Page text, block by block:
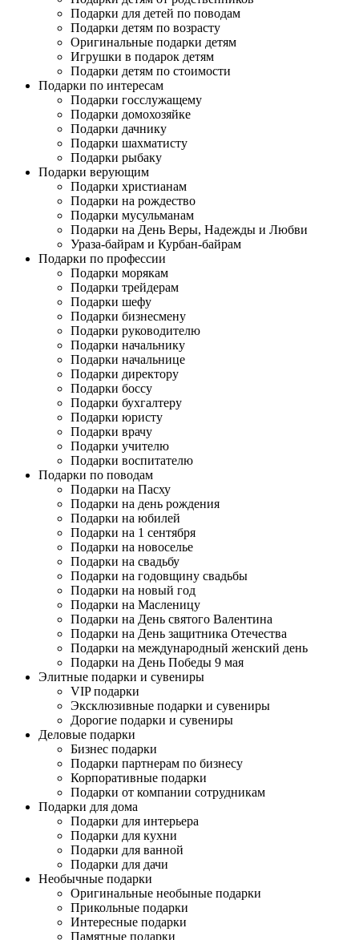
Подарки для детей по поводам
Подарки детям по возрасту
Оригинальные подарки детям
Игрушки в подарок детям
Подарки детям по стоимости
Подарки по интересам
Подарки госслужащему
Подарки домохозяйке
Подарки дачнику
Подарки шахматисту
Подарки рыбаку
Подарки верующим
Подарки христианам
Подарки на рождество
Подарки мусульманам
Подарки на День Веры, Надежды и Любви
Ураза-байрам и Курбан-байрам
Подарки по профессии
Подарки морякам
Подарки трейдерам
Подарки шефу
Подарки бизнесмену
Подарки руководителю
Подарки начальнику
Подарки начальнице
Подарки директору
Подарки боссу
Подарки бухгалтеру
Подарки юристу
Подарки врачу
Подарки учителю
Подарки воспитателю
Подарки по поводам
Подарки на Пасху
Подарки на день рождения
Подарки на юбилей
Подарки на 1 сентября
Подарки на новоселье
Подарки на свадьбу
Подарки на годовщину свадьбы
Подарки на новый год
Подарки на Масленицу
Подарки на День святого Валентина
Подарки на День защитника Отечества
Подарки на международный женский день
Подарки на День Победы 9 мая
Элитные подарки и сувениры
VIP подарки
Эксклюзивные подарки и сувениры
Дорогие подарки и сувениры
Деловые подарки
Бизнес подарки
Подарки партнерам по бизнесу
Корпоративные подарки
Подарки от компании сотрудникам
Подарки для дома
Подарки для интерьера
Подарки для кухни
Подарки для ванной
Подарки для дачи
Необычные подарки
Оригинальные необыные подарки
Прикольные подарки
Интересные подарки
Памятные подарки